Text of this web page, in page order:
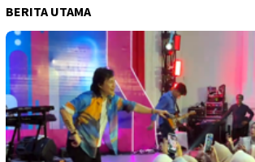
BERITA UTAMA